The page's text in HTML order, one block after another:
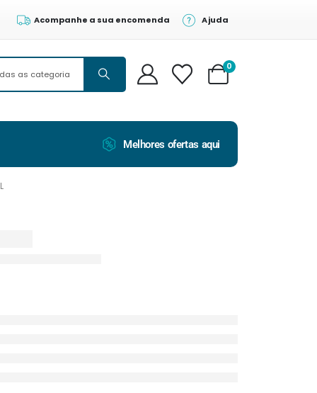
Acompanhe a sua encomenda Ajuda
0
Melhores ofertas aqui